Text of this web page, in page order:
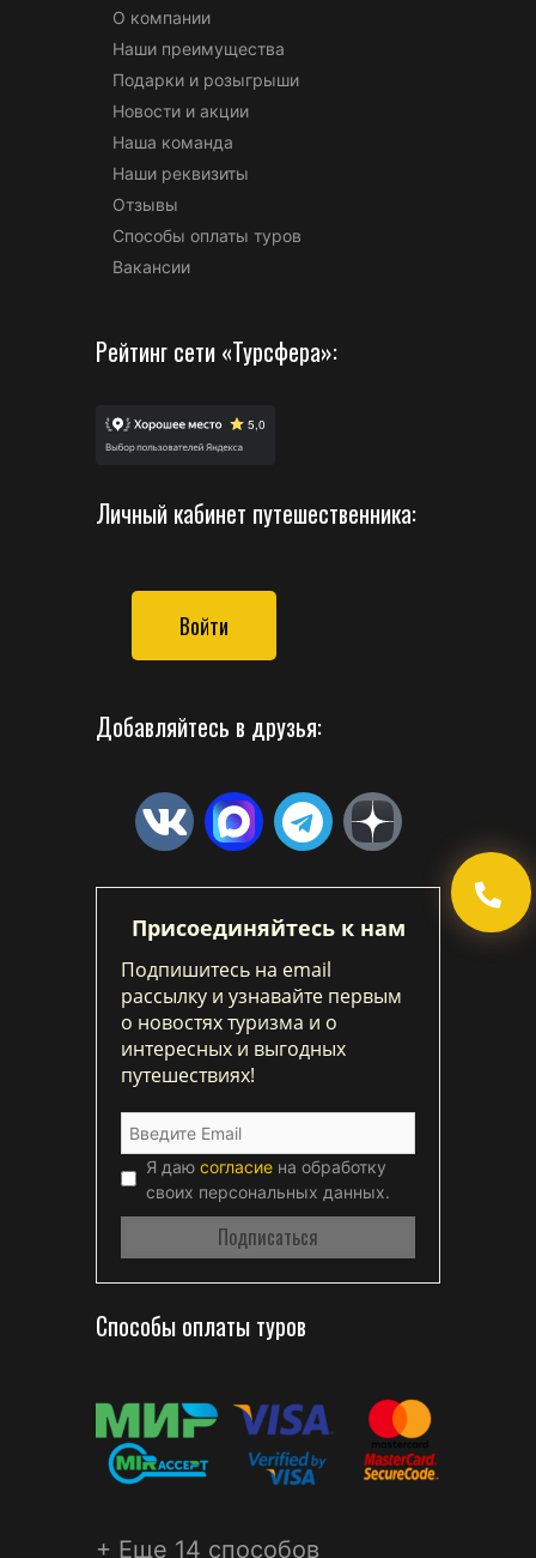
О компании
Наши преимущества
Подарки и розыгрыши
Новости и акции
Наша команда
Наши реквизиты
Отзывы
Способы оплаты туров
Вакансии
Рейтинг сети «Турсфера»:
Личный кабинет путешественника:
Войти
Добавляйтесь в друзья:
Присоединяйтесь к нам
Подпишитесь на email
рассылку и узнавайте первым
о новостях туризма и о
интересных и выгодных
путешествиях!
Я даю согласие на обработку
своих персональных данных.
Способы оплаты туров
+ Еще 14 способов